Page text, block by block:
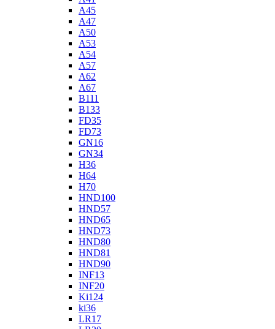
A45
A47
A50
A53
A54
A57
A62
A67
B111
B133
FD35
FD73
GN16
GN34
H36
H64
H70
HND100
HND57
HND65
HND73
HND80
HND81
HND90
INF13
INF20
Ki124
ki36
LR17